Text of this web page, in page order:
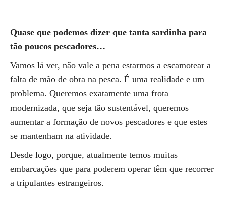
Quase que podemos dizer que tanta sardinha para
tão poucos pescadores…
Vamos lá ver, não vale a pena estarmos a escamotear a
falta de mão de obra na pesca. É uma realidade e um
problema. Queremos exatamente uma frota
modernizada, que seja tão sustentável, queremos
aumentar a formação de novos pescadores e que estes
se mantenham na atividade.
Desde logo, porque, atualmente temos muitas
embarcações que para poderem operar têm que recorrer
a tripulantes estrangeiros.